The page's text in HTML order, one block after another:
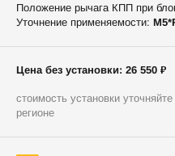
Положение рычага КПП при
Уточнение применяемости:
Цена без установки: 26 550 ₽
стоимость установки
регионе